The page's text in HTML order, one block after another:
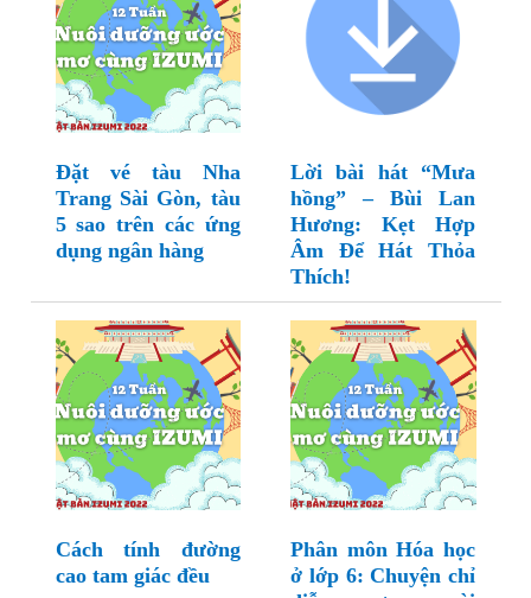
Đặt vé tàu Nha
Trang Sài Gòn, tàu
5 sao trên các ứng
dụng ngân hàng
Lời bài hát “Mưa
hồng” – Bùi Lan
Hương: Kẹt Hợp
Âm Để Hát Thỏa
Thích!
Cách tính đường
cao tam giác đều
Phân môn Hóa học
ở lớp 6: Chuyện chỉ